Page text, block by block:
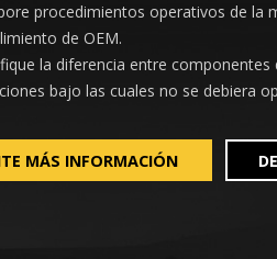
procedimientos operativos de la
de OEM.
la diferencia entre componentes
bajo las cuales no se debiera
MÁS INFORMACIÓN